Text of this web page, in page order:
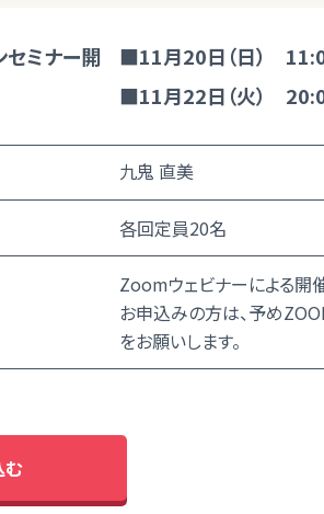
セミナー開
■11月20日（日）
■11月22日（火）
九鬼 直美
各回定員20名
Zoomウェビナーによる開
お申込みの方は、予め
をお願いします。
む